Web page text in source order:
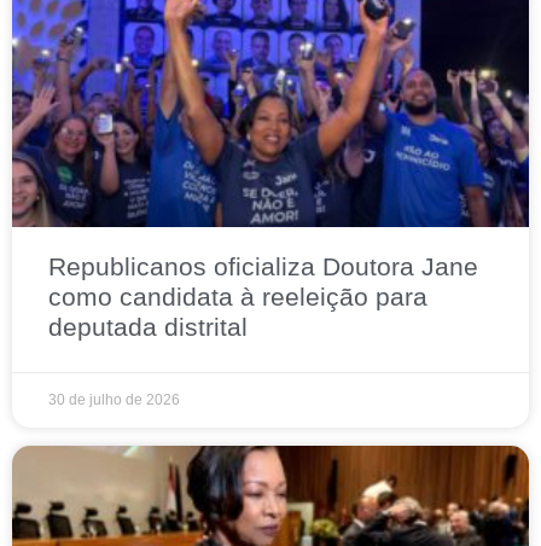
Republicanos oficializa Doutora Jane
como candidata à reeleição para
deputada distrital
30 de julho de 2026